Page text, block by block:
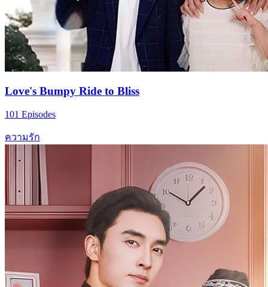
Love's Bumpy Ride to Bliss
101 Episodes
ความรัก